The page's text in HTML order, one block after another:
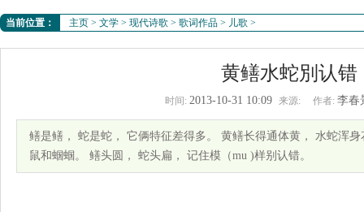
当前位置： 主页 > 文学 > 现代诗歌 > 歌词作品 > 儿歌 >
黄鳝水蛇別认错
时间: 2013-10-31 10:09 来源: 作者: 李
鳝是鳝， 蛇是蛇， 它俩特征差得多。 黄鳝长得通体黄， 水蛇浑
鼠和蝈蝈。 鳝头圆， 蛇头扁， 记住模（mu )样别认错。